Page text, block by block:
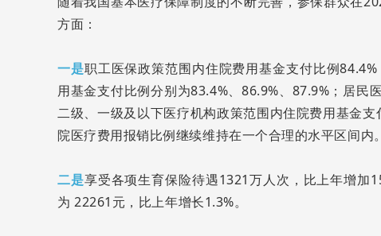
方面：
一是职工医保政策范围内住院费用基金支付比例
用基金支付比例分别为83.4%、86.9%、87.9%；居民
二级、一级及以下医疗机构政策范围内住院费用基金
院医疗费用报销比例继续维持在一个合理的水平区间内。
二是享受各项生育保险待遇1321万人次，比上年增加
为 22261元，比上年增长1.3%。